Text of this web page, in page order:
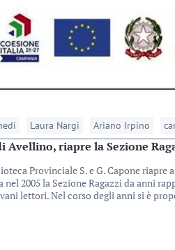
Laura Nargi Ariano Irpino
riapre la Sezione
Provinciale S. e G. Capone riapre
2005 la Sezione Ragazzi da anni
lettori. Nel corso degli anni si è